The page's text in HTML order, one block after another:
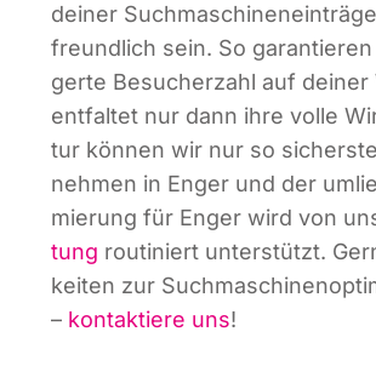
dei­ner
freund­lich sein. So
ger­te Besu­cher­zahl auf
ent­fal­tet nur dann ihre vol­le
tur kön­nen wir nur so
neh­men in Enger und der
mie­rung für Enger wird von
tung rou­ti­niert unter­stützt.
kei­ten zur
– kon­tak­tie­re uns!